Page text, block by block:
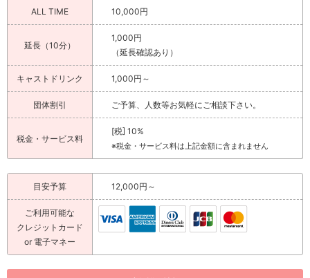
ALL TIME 10,000円
延長（10分）
1,000円
（延長確認あり）
キャストドリンク 1,000円～
団体割引 ご予算、人数等お気軽にご相談下さい。
税金・サービス料
[税] 10%
※税金・サービス料は上記金額に含まれません
目安予算 12,000円～
ご利用可能な
クレジットカード
or 電子マネー